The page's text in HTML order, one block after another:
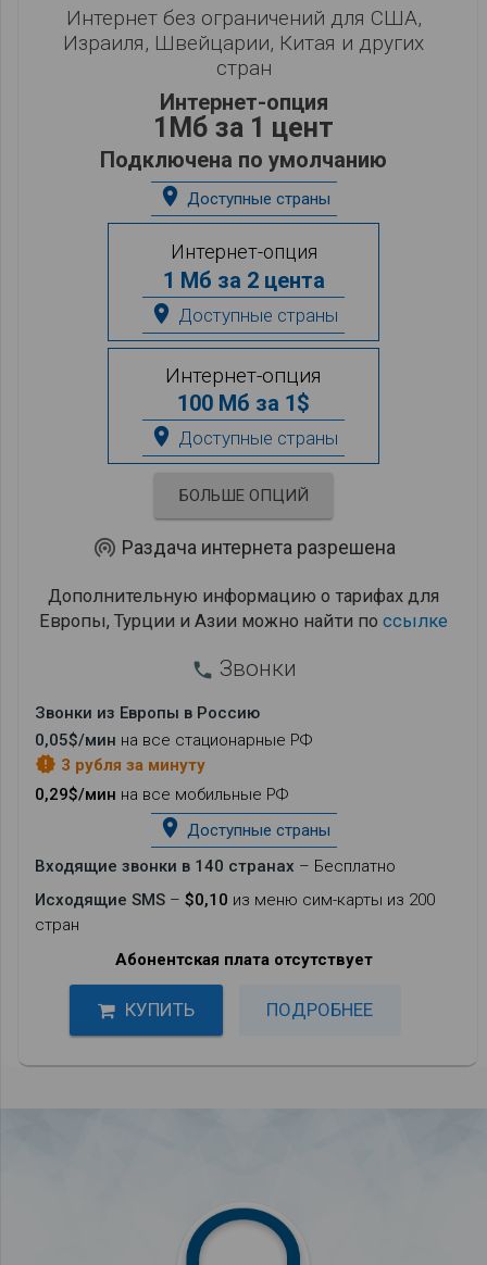
Интернет без ограничений для США,
Израиля, Швейцарии, Китая и других
стран
Интернет-опция
1Мб за 1 цент
Подключена по умолчанию
place Доступные страны
Интернет-опция
1 Мб за 2 цента
place Доступные страны
Интернет-опция
100 Мб за 1$
place Доступные страны
БОЛЬШЕ ОПЦИЙ
wifi_tethering Раздача интернета разрешена
Дополнительную информацию о тарифах для
Европы, Турции и Азии можно найти по ссылке
phone Звонки
Звонки из Европы в Россию
0,05$/мин на все стационарные РФ
new_releases 3 рубля за минуту
0,29$/мин на все мобильные РФ
place Доступные страны
Входящие звонки в 140 странах – Бесплатно
Исходящие SMS – $0,10 из меню сим-карты из 200
стран
Абонентская плата отсутствует
КУПИТЬ ПОДРОБНЕЕ